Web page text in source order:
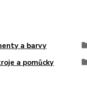
a barvy
a pomůcky